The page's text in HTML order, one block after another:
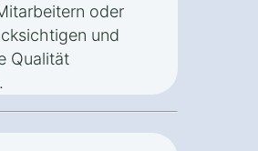
oder
und
Qualität